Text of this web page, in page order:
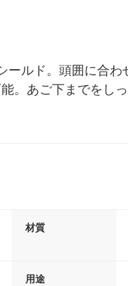
ルド。頭囲に合
。あご下までをし
材質
用途